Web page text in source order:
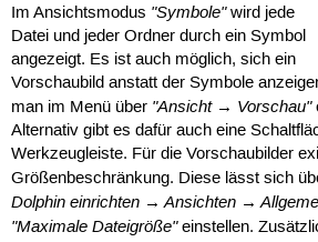
Im Ansichtsmodus "Symbole"wird jede
Datei und jeder Ordner durch ein Symbol
angezeigt. Es ist auch möglich, sich ein
Vorschaubild anstatt der Symbole
man im Menü über "Ansicht → Vorschau"
Alternativ gibt es dafür auch eine
Werkzeugleiste. Für die Vorschaubilder
Größenbeschränkung. Diese lässt sich
Dolphin einrichten → Ansichten →
"Maximale Dateigröße"einstellen.